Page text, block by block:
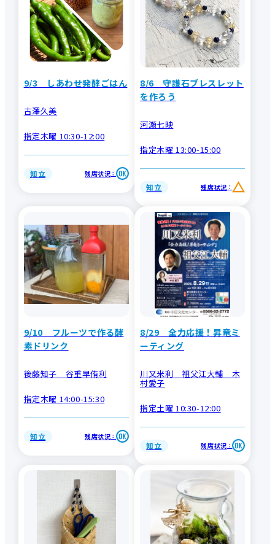
9/3 しあわせ発酵ごはん
古澤久美
指定木曜 10:30-12:00
知立 残席状況 ：
8/6 守護石ブレスレット
を作ろう
河瀬七映
指定木曜 13:00-15:00
知立 残席状況 ：
9/10 フルーツで作る酵
素ドリンク
後藤知子 谷重早侑利
指定木曜 14:00-15:30
知立 残席状況 ：
8/29 全力応援！昇竜ミ
ーティング
川又米利 祖父江大輔 木
村愛子
指定土曜 10:30-12:00
知立 残席状況 ：